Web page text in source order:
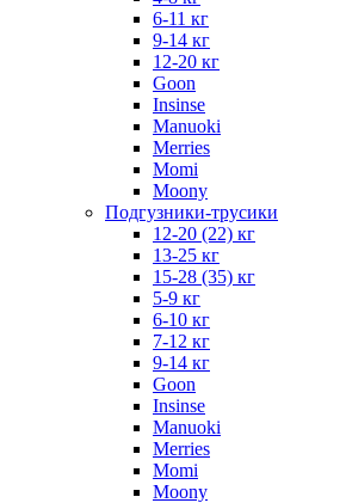
6-11 кг
9-14 кг
12-20 кг
Goon
Insinse
Manuoki
Merries
Momi
Moony
Подгузники-трусики
12-20 (22) кг
13-25 кг
15-28 (35) кг
5-9 кг
6-10 кг
7-12 кг
9-14 кг
Goon
Insinse
Manuoki
Merries
Momi
Moony